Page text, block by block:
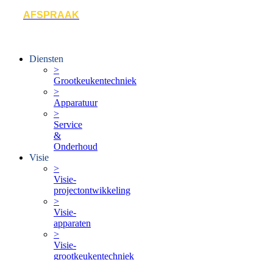
AFSPRAAK
Diensten
>
Grootkeukentechniek
>
Apparatuur
>
Service
&
Onderhoud
Visie
>
Visie-
projectontwikkeling
>
Visie-
apparaten
>
Visie-
grootkeukentechniek